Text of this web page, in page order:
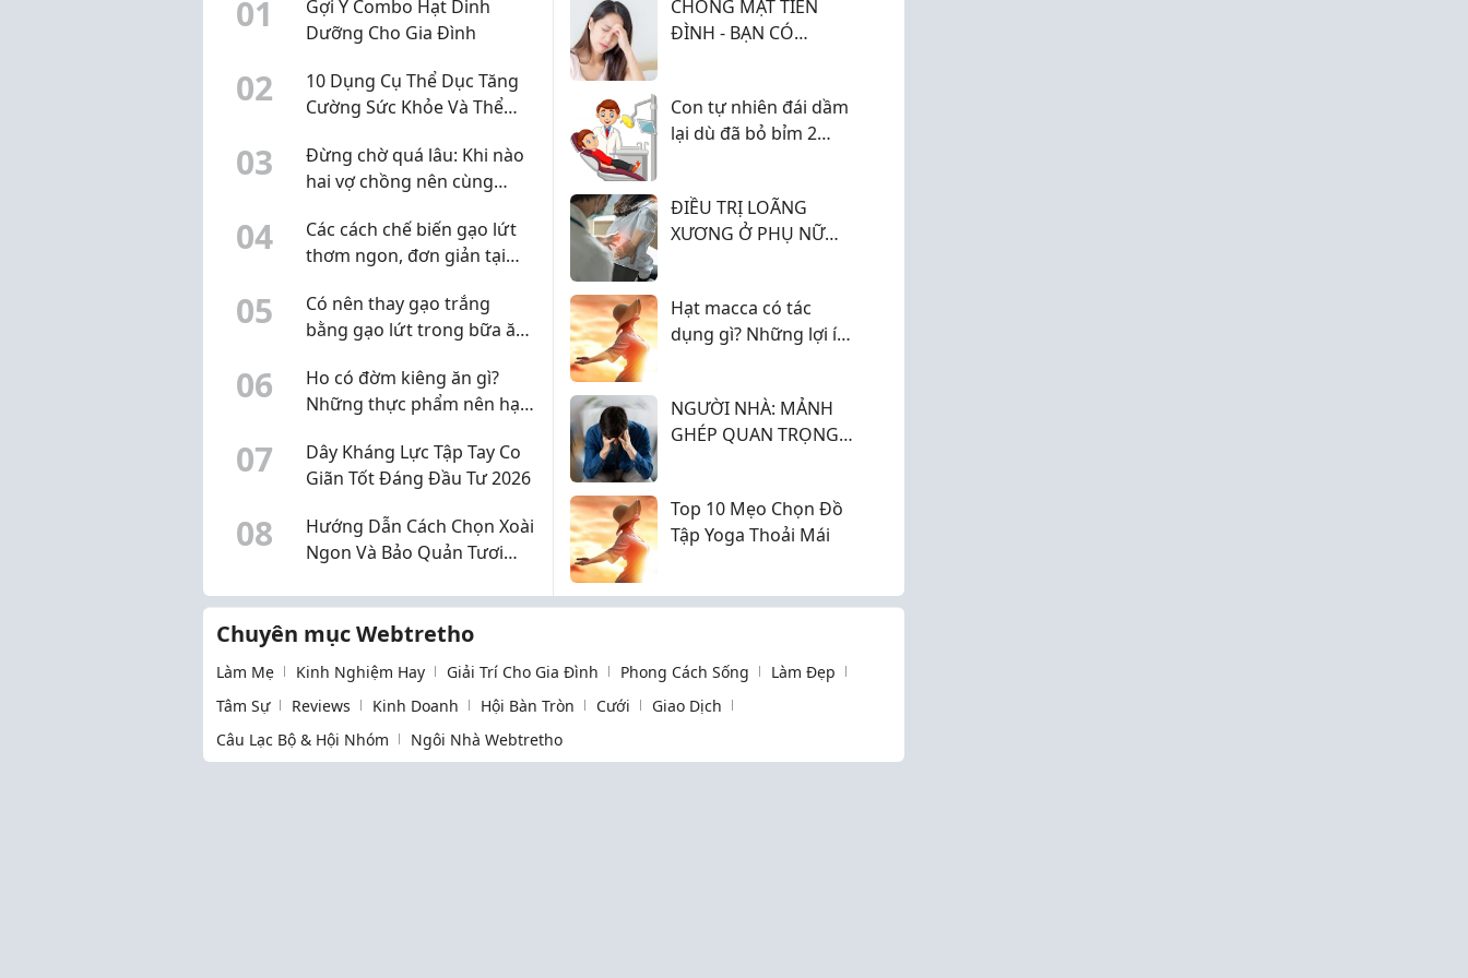
01
Gợi Ý Combo Hạt Dinh
Dưỡng Cho Gia Đình
02
10 Dụng Cụ Thể Dục Tăng
Cường Sức Khỏe Và Thể
03
Đừng chờ quá lâu: Khi nào
hai vợ chồng nên cùng
04
Các cách chế biến gạo lứt
thơm ngon, đơn giản tại
05
Có nên thay gạo trắng
bằng gạo lứt trong bữa ăn
06
Ho có đờm kiêng ăn gì?
Những thực phẩm nên hạn
07
Dây Kháng Lực Tập Tay Co
Giãn Tốt Đáng Đầu Tư 2026
08
Hướng Dẫn Cách Chọn Xoài
Ngon Và Bảo Quản Tươi
CHÓNG MẶT TIỀN
ĐÌNH - BẠN CÓ
Con tự nhiên đái dầm
lại dù đã bỏ bỉm 2
nguyên nhân ít mẹ
nghĩ tới
ĐIỀU TRỊ LOÃNG
XƯƠNG Ở PHỤ NỮ
DIỆN
Hạt macca có tác
dụng gì? Những lợi ích
NGƯỜI NHÀ: MẢNH
GHÉP QUAN TRỌNG
Top 10 Mẹo Chọn Đồ
Tập Yoga Thoải Mái
Chuyên mục Webtretho
Làm Mẹ Kinh Nghiệm Hay Giải Trí Cho Gia Đình Phong Cách Sống
Làm Đẹp
Tâm Sự
Reviews Kinh Doanh Hội Bàn Tròn Cưới
Giao Dịch
Câu Lạc Bộ & Hội Nhóm
Ngôi Nhà Webtretho